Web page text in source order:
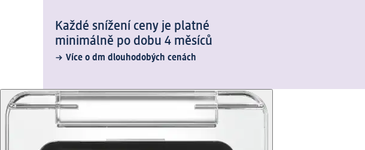
Každé snížení ceny je platné
minimálně po dobu 4 měsíců
Více o dm dlouhodobých cenách